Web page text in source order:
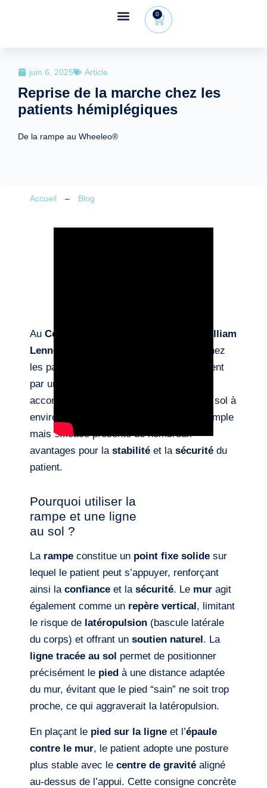
0
juin 6, 2025 Article
Reprise de la marche chez les
patients hémiplégiques
De la rampe au Wheeleo®
Accueil – Blog
Au Centre Hospitalier Neurologique William
Lennox
chez
les patients
débute souvent
par un apprentissage réalisé à la
accompagné d’un
tracé au sol à
environ
. Cette méthode simple
mais efficace présente de nombreux
avantages pour la stabilité et la sécurité du
patient.
Pourquoi utiliser la
rampe et une ligne
au sol ?
La rampe constitue un point fixe solide sur
lequel le patient peut s’appuyer, renforçant
ainsi la confiance et la sécurité. Le mur agit
également comme un repère vertical, limitant
le risque de latéropulsion (bascule latérale
du corps) et offrant un soutien naturel. La
ligne tracée au sol permet de positionner
précisément le pied à une distance adaptée
du mur, évitant que le pied “sain” ne soit trop
proche, ce qui aggraverait la latéropulsion.
En plaçant le pied sur la ligne et l’épaule
contre le mur, le patient adopte une posture
plus stable avec le centre de gravité aligné
au-dessus de l’appui. Cette consigne concrète